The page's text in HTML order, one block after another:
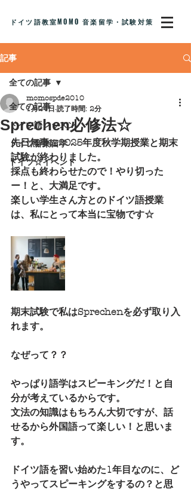
ドイツ語教室MOMO 音楽留学・試験対策
記事
全ての記事
ドイツ語レッスン
ドイツ音楽留学
ドイツ☆イベント
全ての記事
Sprechen必修法☆
momospde2010
1月24日 読了時間: 2分
先日無事に2025年度秋学期授業と期末
試験が終わりました。
採点も終わらせたので！やり切った
ー！と、大満足です。
楽しい学生さん方とのドイツ語授業
は、私にとって本当に宝物です☆
期末試験で私はSprechenを必ず取り入
れます。
なぜって？？
やっぱり語学はスピーキングだ！と自
分が考えているからです。
文法の知識はもちろん大切ですが、話
せるから外国語って楽しい！と思いま
す。
ドイツ語を習い始めた1年目なのに、ど
うやってスピーキングをするの？と思